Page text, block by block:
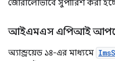
জোরালোভাবে সুপারিশ করা
আইএমএস এপিআই
অ্যান্ড্রয়েড ১৪-এর মাধ্যমে